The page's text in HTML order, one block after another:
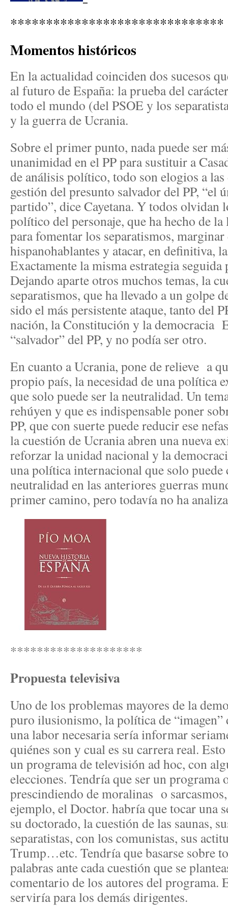
******************************
Momentos históricos
En la actualidad coinciden dos sucesos
al futuro de España: la prueba del
todo el mundo (del PSOE y los
y la guerra de Ucrania.
Sobre el primer punto, nada puede ser
unanimidad en el PP para sustituir a
de análisis político, todo son elogios a
gestión del presunto salvador del PP, “el
partido”, dice Cayetana. Y todos
político del personaje, que ha hecho de
para fomentar los separatismos,
hispanohablantes y atacar, en definitiva,
Exactamente la misma estrategia
Dejando aparte otros muchos temas, la
separatismos, que ha llevado a un golpe
sido el más persistente ataque, tanto del
nación, la Constitución y la democracia
“salvador” del PP, y no podía ser otro.
En cuanto a Ucrania, pone de relieve a
propio país, la necesidad de una política
que solo puede ser la neutralidad. Un
rehúyen y que es indispensable poner
PP, que con suerte puede reducir ese
la cuestión de Ucrania abren una nueva
reforzar la unidad nacional y la
una política internacional que solo
neutralidad en las anteriores guerras
primer camino, pero todavía no ha
********************
Propuesta televisiva
Uno de los problemas mayores de la
puro ilusionismo, la política de “imagen”
una labor necesaria sería informar
quiénes son y cual es su carrera real.
un programa de televisión ad hoc, con
elecciones. Tendría que ser un programa
prescindiendo de moralinas o
ejemplo, el Doctor. habría que tocar una
su doctorado, la cuestión de las saunas,
separatistas, con los comunistas, sus
Trump…etc. Tendría que basarse sobre
palabras ante cada cuestión que se
comentario de los autores del programa.
serviría para los demás dirigentes.